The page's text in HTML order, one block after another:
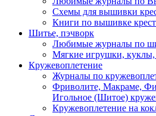
Схемы для вышивки
Книги по вышивке
Шитье, пэчворк
Любимые журналы по
Мягкие игрушки, куклы,
Кружевоплетение
Журналы по
Фриволите, Макраме,
Игольное (Шитое)
Кружевоплетение на